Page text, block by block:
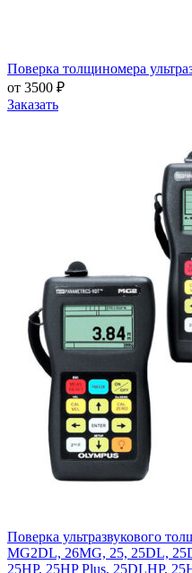
Поверка толщиномера
от 3500 ₽
Заказать
Поверка ультразвукового
MG2DL, 26MG, 25, 25DL,
25HP, 25HP Plus, 25DLHP,